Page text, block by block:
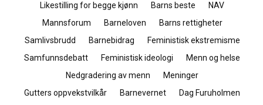
Likestilling for begge kjønn
Barns beste
NAV
Mannsforum
Barneloven
Barns rettigheter
Samlivsbrudd
Barnebidrag
Feministisk ekstremisme
Samfunnsdebatt
Feministisk ideologi
Menn og helse
Nedgradering av menn
Meninger
Gutters oppvekstvilkår
Barnevernet
Dag Furuholmen